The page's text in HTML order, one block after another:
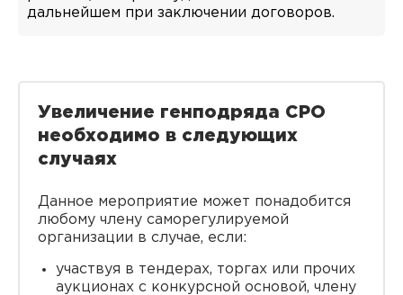
дальнейшем при заключении договоров.
Увеличение генподряда СРО
необходимо в следующих
случаях
Данное мероприятие может понадобится
любому члену саморегулируемой
организации в случае, если:
участвуя в тендерах, торгах или прочих
аукционах с конкурсной основой, члену